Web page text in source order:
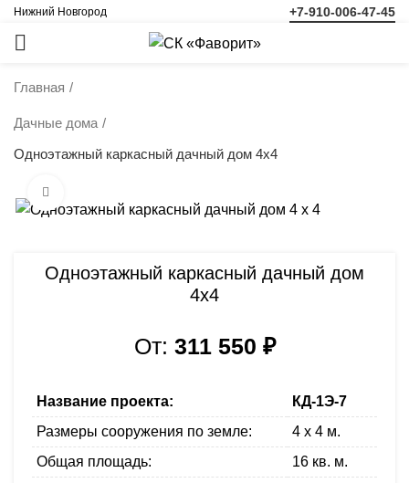
Нижний Новгород +7-910-006-47-45
Главная
Дачные дома
Одноэтажный каркасный дачный дом 4х4
Одноэтажный каркасный дачный дом
4х4
От: 311 550 ₽
Название проекта:
КД-1Э-7
Размеры сооружения по земле:
4 x 4 м.
Общая площадь:
16 кв. м.